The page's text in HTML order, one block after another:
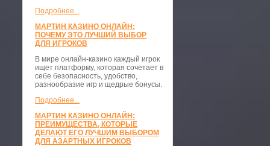
Подробнее...
МАРТИН КАЗИНО ОНЛАЙН:
ПОЧЕМУ ЭТО ЛУЧШИЙ ВЫБОР
ДЛЯ ИГРОКОВ
В мире онлайн-казино каждый игрок
ищет платформу, которая сочетает в
себе безопасность, удобство,
разнообразие игр и щедрые бонусы.
Подробнее...
МАРТИН КАЗИНО ОНЛАЙН:
ПРЕИМУЩЕСТВА, КОТОРЫЕ
ДЕЛАЮТ ЕГО ЛУЧШИМ ВЫБОРОМ
ДЛЯ АЗАРТНЫХ ИГРОКОВ